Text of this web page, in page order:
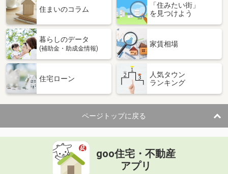
住まいのコラム
「住みたい街」
を見つけよう
暮らしのデータ
(補助金・助成金情報)
家賃相場
住宅ローン
人気タウン
ランキング
ページトップに戻る
goo住宅・不動産
アプリ